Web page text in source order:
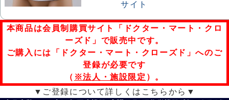
本商品は会員制購買サイト「ドクター・マート・クロ
ーズド」で販売中です。
ご購入には「ドクター・マート・クローズド」へのご
登録が必要です
（ ※法人・施設限定 ）。
▼ご登録について詳しくはこちらから▼